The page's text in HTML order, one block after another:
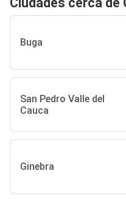
Buga
San Pedro Valle del
Cauca
Ginebra